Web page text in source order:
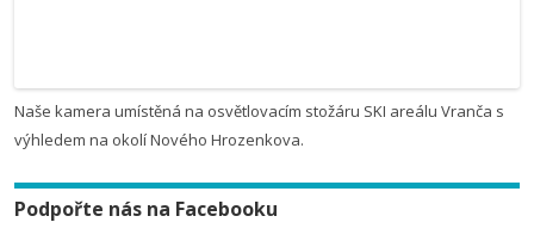
Naše kamera umístěná na osvětlovacím stožáru SKI areálu Vranča s
výhledem na okolí Nového Hrozenkova.
Podpořte nás na Facebooku